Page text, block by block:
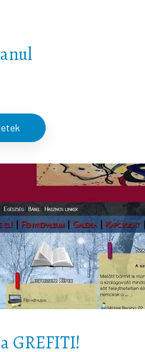
GREFITI!